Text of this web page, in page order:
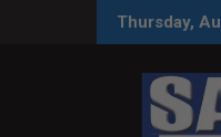
Thursday,
TALKS MAS PRODUKTIBO